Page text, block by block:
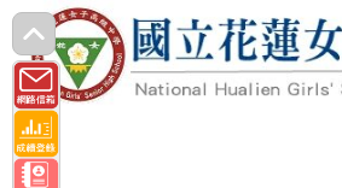
跳
轉
至
主
要